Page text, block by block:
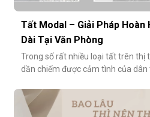
Tất Modal – Giải Pháp Hoàn
Dài Tại Văn Phòng
Trong số rất nhiều loại tất trên thị
dần chiếm được cảm tình của dân
cùng khám phá vì sao tất modal
tưởng cho những ngày dài tại văn